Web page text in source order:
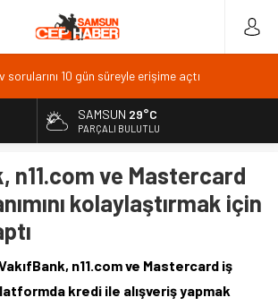
sorularını 10 gün süreyle erişime açtı
ayrılanlara yeniden öğrenim hakkı
ücreti 1 milyon TL: TFF’ye çağrı
SAMSUN 29°C
PARÇALI BULUTLU
n11.com ve Mastercard
kolaylaştırmak için
n11.com ve Mastercard iş
kredi ile alışveriş yapmak